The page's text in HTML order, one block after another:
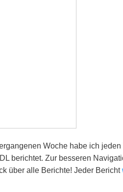
Woche habe ich
berichtet. Zur besseren
über alle Berichte! Jeder Bericht